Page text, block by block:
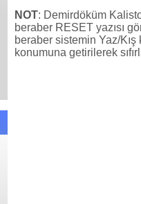
NOT: Demirdöküm
beraber RESET yazısı
beraber sistemin Yaz/
konumuna getirilerek